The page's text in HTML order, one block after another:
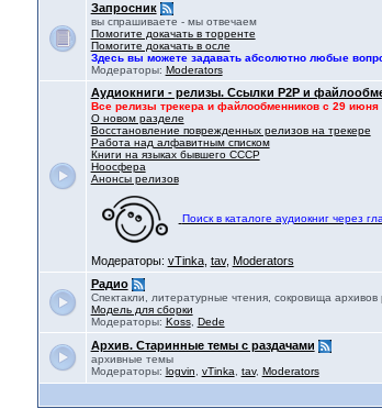
Запросник
вы спрашиваете - мы отвечаем
Помогите докачать в торренте
Помогите докачать в осле
Здесь вы можете задавать абсолютно любые
Модераторы: Moderators
Аудиокниги - релизы. Ссылки P2P и
Все релизы трекера и файлообменников с 29 июня
О новом разделе
Восстановление поврежденных релизов на трекере
Работа над алфавитным списком
Книги на языках бывшего СССР
Ноосфера
Анонсы релизов
Поиск в каталоге аудиокниг через
Модераторы: vTinka, tav, Moderators
Радио
Спектакли, литературные чтения, сокровища
Модель для сборки
Модераторы: Koss, Dede
Архив. Старинные темы с раздачами
архивные темы
Модераторы: logvin vTinka tav, Moderators